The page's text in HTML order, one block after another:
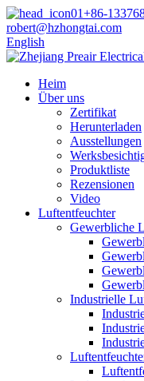
+86-
robert@hzhongtai.com
English
Heim
Über uns
Zertifikat
Herunterladen
Ausstellungen
Produktliste
Rezensionen
Video
Luftentfeuchter
Gewerbliche
Industrielle